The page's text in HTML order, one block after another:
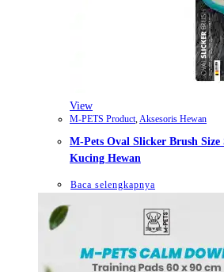
View
M-PETS Product,Aksesoris Hewan
M-Pets Oval Slicker Brush
Kucing Hewan
Baca selengkapnya